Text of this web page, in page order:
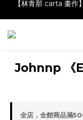
【Magazine B】單
【Magazine B】單筆
Johnnp 《
全店，全館商品滿